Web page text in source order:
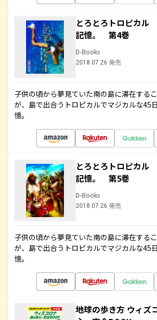
とろとろトロピカル
記憶。 第4巻
D-Books
2018.07.26 発売
子供の頃から夢見ていた南の島に滞在する
が、島で出合うトロピカルでマジカルな45
憶。
とろとろトロピカル
記憶。 第5巻
D-Books
2018.07.26 発売
子供の頃から夢見ていた南の島に滞在する
が、島で出合うトロピカルでマジカルな45
憶。
地球の歩き方 ウィズ